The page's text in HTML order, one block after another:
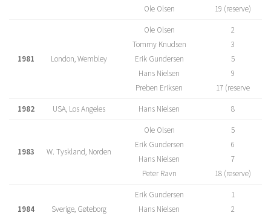
Ole Olsen
19 (reserve)
1981 London, Wembley
Ole Olsen
Tommy Knudsen
Erik Gundersen
Hans Nielsen
Preben Eriksen
2
3
5
9
17 (reserve
1982 USA, Los Angeles Hans Nielsen 8
1983 W. Tyskland, Norden
Ole Olsen
Erik Gundersen
Hans Nielsen
Peter Ravn
5
6
7
18 (reserve)
1984 Sverige, Gøteborg
Erik Gundersen
Hans Nielsen
1
2